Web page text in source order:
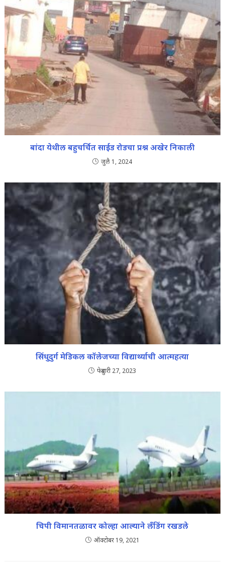
बांदा येथील बहुचर्चित साईड रोडचा प्रश्न अखेर निकाली
जुलै 1, 2024
सिंधुदुर्ग मेडिकल कॉलेजच्या विद्यार्थ्याची आत्महत्या
फेब्रुवारी 27, 2023
चिपी विमानतळावर कोल्हा आल्याने लँडिंग रखडले
ऑक्टोबर 19, 2021